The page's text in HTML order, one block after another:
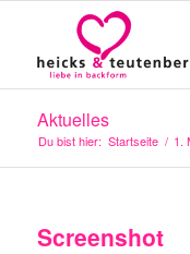
Aktuelles
Du bist hier: Startseite / 1.
Screenshot